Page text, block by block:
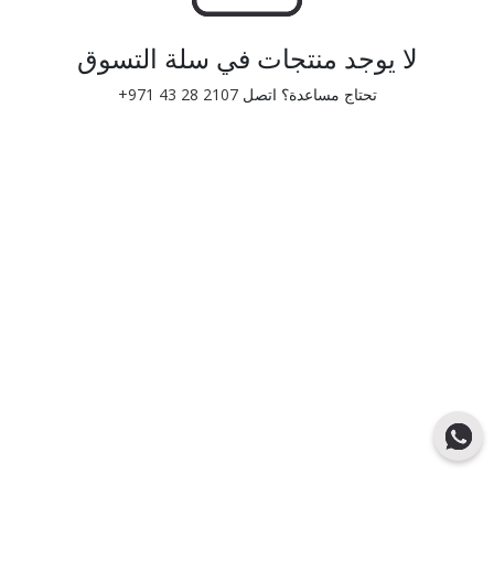
لا يوجد منتجات في سلة التسوق
تحتاج مساعدة؟ اتصل +971 43 28 2107